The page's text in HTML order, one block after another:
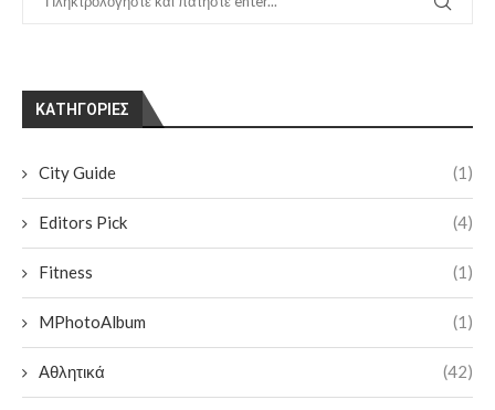
KΑΤΗΓΟΡΊΕΣ
City Guide (1)
Editors Pick (4)
Fitness (1)
MPhotoAlbum (1)
Αθλητικά (42)